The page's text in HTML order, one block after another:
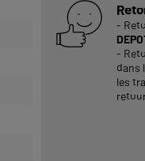
-
-
dans
les